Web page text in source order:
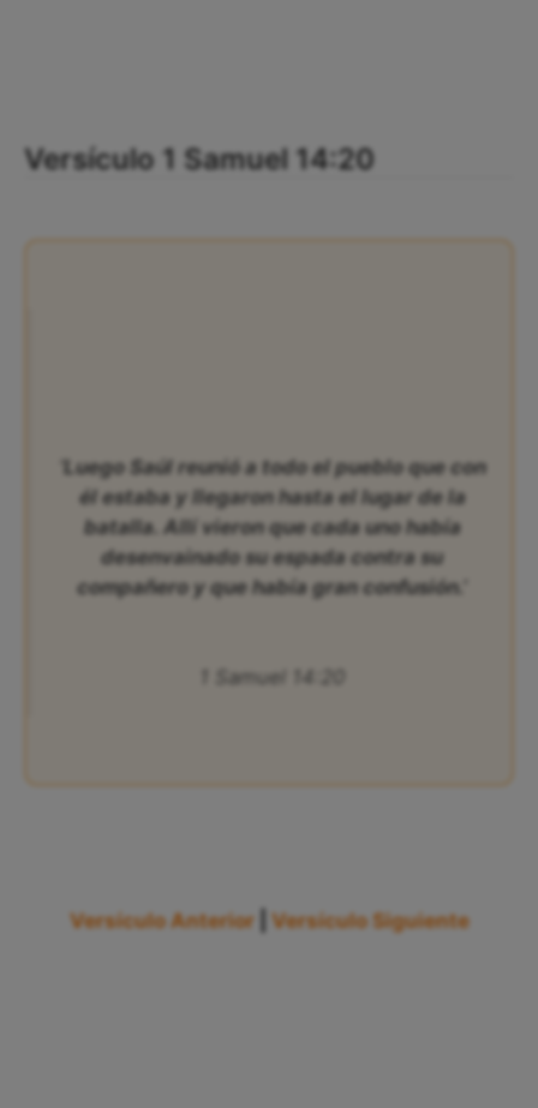
Versículo 1 Samuel 14:20
‘Luego Saúl reunió a todo el pueblo que con
él estaba y llegaron hasta el lugar de la
batalla. Allí vieron que cada uno había
desenvainado su espada contra su
compañero y que había gran confusión.’
1 Samuel 14:20
Versículo Anterior Versículo Siguiente